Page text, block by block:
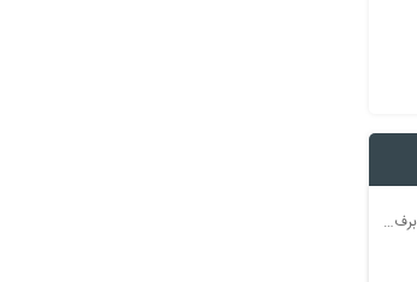
راه ارتباطی ۵۰ روستای بروجرد بر اثر بارش برف مسدود شد